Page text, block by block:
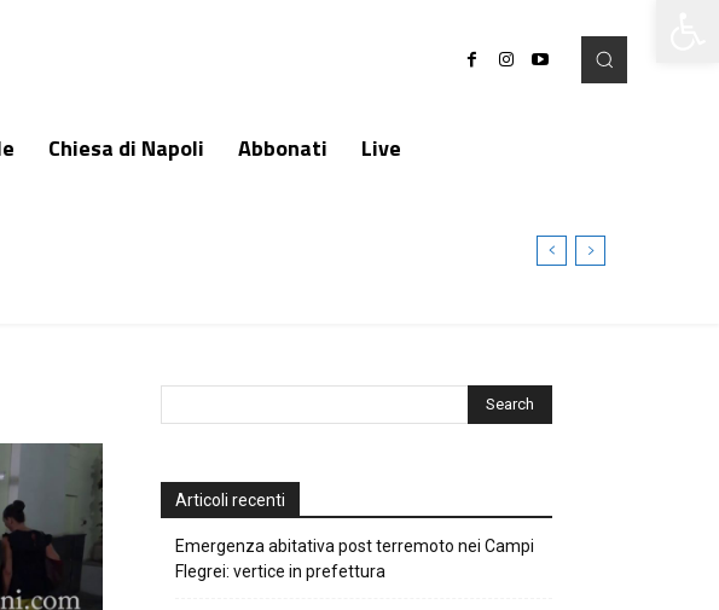
Chiesa di Napoli Abbonati
Live
Articoli recenti
Emergenza abitativa post terremoto nei Campi
Flegrei: vertice in prefettura